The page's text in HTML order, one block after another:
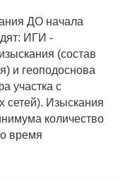
ДО начала
ИГИ -
(состав
и геоподоснова
участка с
Изыскания
количество
время